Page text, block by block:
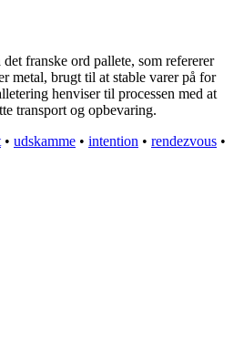
franske ord pallete, som refererer
metal, brugt til at stable varer på for
henviser til processen med at
transport og opbevaring.
• udskamme • intention • rendezvous •